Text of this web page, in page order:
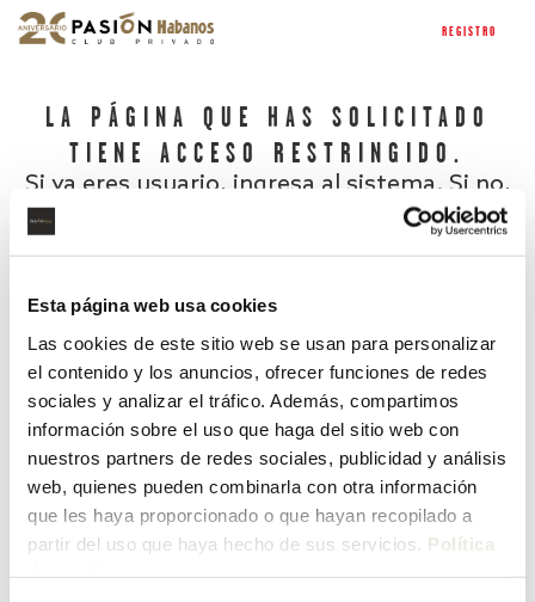
Esta página web usa cookies
Las cookies de este sitio web se usan para personalizar
el contenido y los anuncios, ofrecer funciones de redes
sociales y analizar el tráfico. Además, compartimos
información sobre el uso que haga del sitio web con
nuestros partners de redes sociales, publicidad y análisis
web, quienes pueden combinarla con otra información
que les haya proporcionado o que hayan recopilado a
partir del uso que haya hecho de sus servicios. Política
REGISTRO
LA PÁGINA QUE HAS SOLICITADO
TIENE ACCESO RESTRINGIDO.
Si ya eres usuario, ingresa al sistema. Si no,
¿Has olvidado tu contraseña?